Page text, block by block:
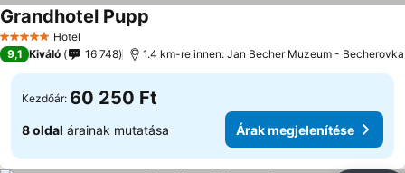
5 KategóriaHotel
Grandhotel Pupp
9,1 Kiváló 16 748 1.4 km-re innen: Jan Becher Muzeum - Becherovka
Kezdőár: 60 250 Ft
8 oldal árainak mutatása Árak megjelenítése